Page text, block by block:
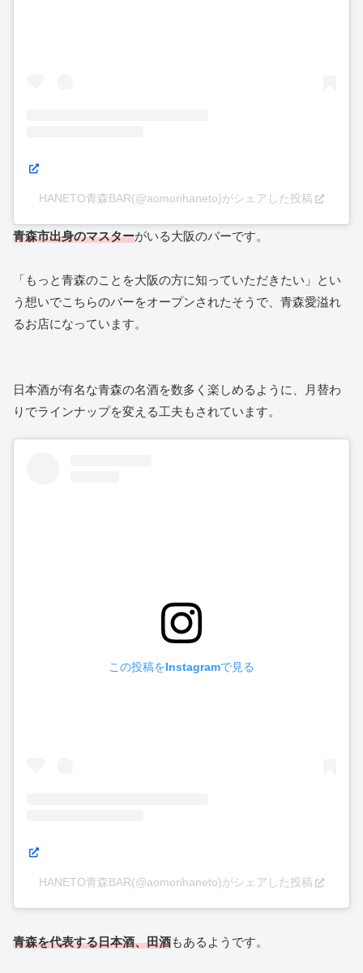
HANETO青森BAR(@aomorihaneto)がシェアした投稿
青森市出身のマスターがいる大阪のバーです。
「もっと青森のことを大阪の方に知っていただきたい」とい
う想いでこちらのバーをオープンされたそうで、青森愛溢れ
るお店になっています。
日本酒が有名な青森の名酒を数多く楽しめるように、月替わ
りでラインナップを変える工夫もされています。
この投稿をInstagramで見る
HANETO青森BAR(@aomorihaneto)がシェアした投稿
青森を代表する日本酒、田酒もあるようです。